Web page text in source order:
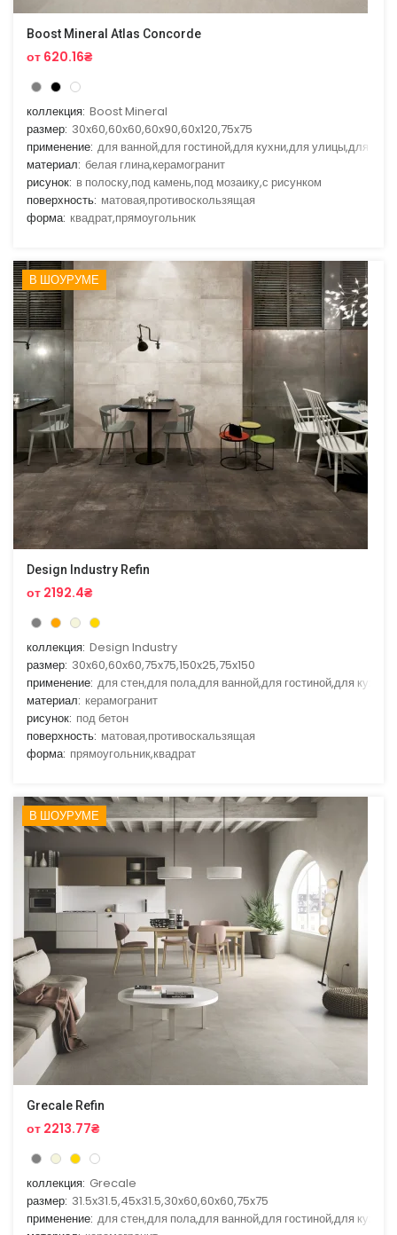
Boost Mineral Atlas Concorde
от 620.16₴
коллекция: Boost Mineral
размер: 30x60,60x60,60x90,60x120,75x75
применение: для ванной,для гостиной,для кухни,для улицы,для
материал: белая глина,керамогранит
рисунок: в полоску,под камень,под мозаику,с рисунком
поверхность: матовая,противоскользящая
форма: квадрат,прямоугольник
В ШОУРУМЕ
Design Industry Refin
от 2192.4₴
коллекция: Design Industry
размер: 30x60,60x60,75x75,150x25,75x150
применение: для стен,для пола,для ванной,для гостиной,для кухни
материал: керамогранит
рисунок: под бетон
поверхность: матовая,противоскальзящая
форма: прямоугольник,квадрат
В ШОУРУМЕ
Grecale Refin
от 2213.77₴
коллекция: Grecale
размер: 31.5x31.5,45x31.5,30x60,60x60,75x75
применение: для стен,для пола,для ванной,для гостиной,для кухни